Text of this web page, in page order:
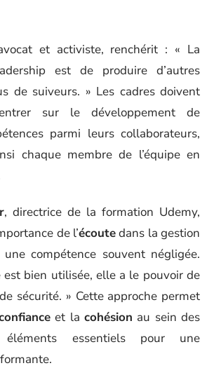
et activiste, renchérit : « La
est de produire d’autres
de suiveurs. » Les cadres doivent
sur le développement de
parmi leurs collaborateurs,
chaque membre de l’équipe en
, directrice de la formation Udemy,
de l’écoutedans la gestion
une compétence souvent négligée.
bien utilisée, elle a le pouvoir de
sécurité. » Cette approche permet
et la cohésion au sein des
essentiels pour une